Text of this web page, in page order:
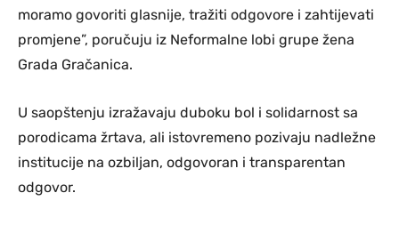
moramo govoriti glasnije, tražiti odgovore i zahtijevati
promjene”, poručuju iz Neformalne lobi grupe žena
Grada Gračanica.
U saopštenju izražavaju duboku bol i solidarnost sa
porodicama žrtava, ali istovremeno pozivaju nadležne
institucije na ozbiljan, odgovoran i transparentan
odgovor.